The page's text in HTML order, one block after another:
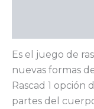
Es el juego de
nuevas formas
Rascad 1 opción
partes del